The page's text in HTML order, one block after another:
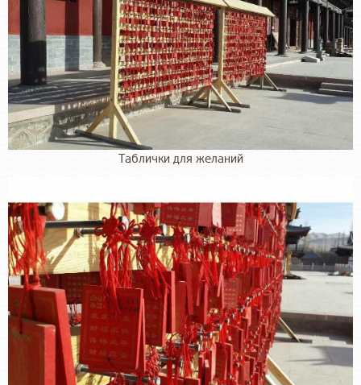
Таблички для желаний